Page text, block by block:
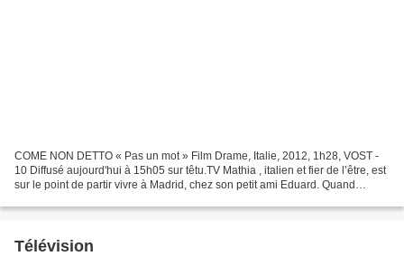
COME NON DETTO « Pas un mot » Film Drame, Italie, 2012, 1h28, VOST -
10 Diffusé aujourd'hui à 15h05 sur têtu.TV Mathia , italien et fier de l’être, est
sur le point de partir vivre à Madrid, chez son petit ami Eduard. Quand
Télévision